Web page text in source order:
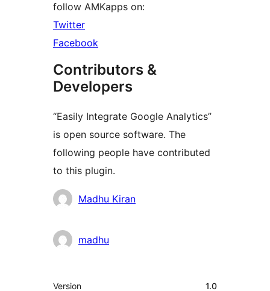
follow AMKapps on:
Twitter
Facebook
Contributors &
Developers
“Easily Integrate Google Analytics”
is open source software. The
following people have contributed
to this plugin.
Contributors
Madhu Kiran
madhu
Meta
Version 1.0